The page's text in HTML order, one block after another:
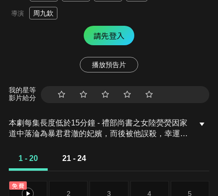
導演 周九欽
請先登入
播放預告片
我的星等
影片給分
本劇每集長度低於15分鐘 - 禮部尚書之女陸熒熒因家
道中落淪為暴君君澈的妃嬪，而後被他誤殺，幸運的
誓要改變命運，為此她找到了仍是罪囚的君澈，買下
1 - 20 21 - 24
免費
1 2 3 4 5